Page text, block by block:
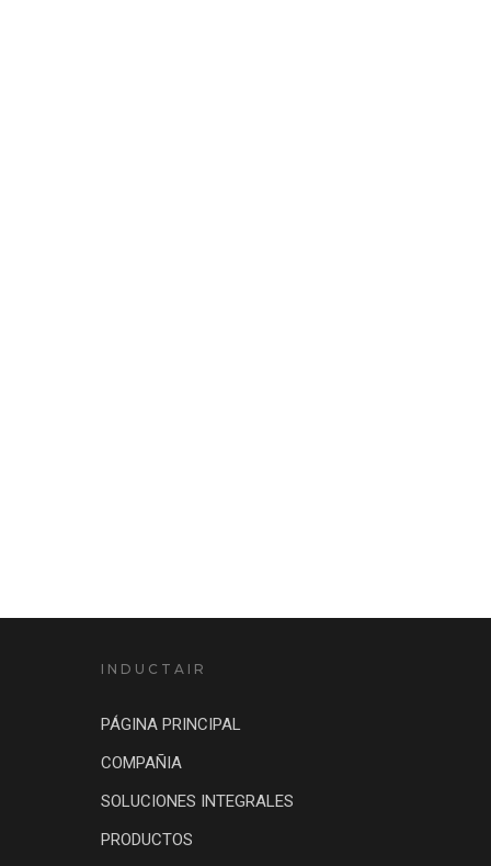
INDUCTAIR
PÁGINA PRINCIPAL
COMPAÑIA
SOLUCIONES INTEGRALES
PRODUCTOS